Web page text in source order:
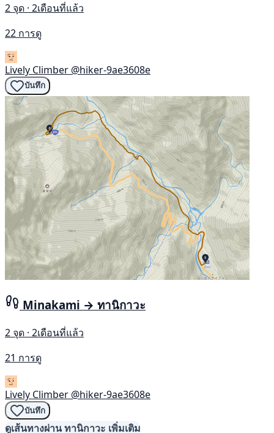
2 จุด · 2เดือนที่แล้ว
22 การดู
Lively Climber @hiker-9ae3608e
บันทึก
Minakami → ทานิกาวะ
2 จุด · 2เดือนที่แล้ว
21 การดู
Lively Climber @hiker-9ae3608e
บันทึก
ดูเส้นทางผ่าน ทานิกาวะ เพิ่มเติม